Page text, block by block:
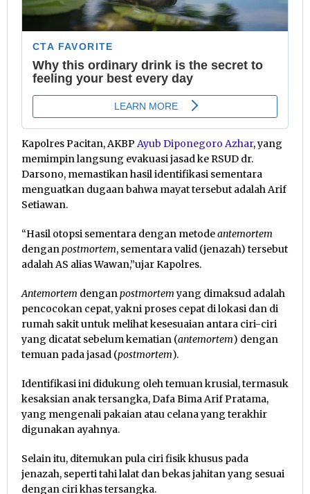
Kapolres Pacitan, AKBP Ayub Diponegoro Azhar, yang
memimpin langsung evakuasi jasad ke RSUD dr.
Darsono, memastikan hasil identifikasi sementara
menguatkan dugaan bahwa mayat tersebut adalah Arif
Setiawan.
“Hasil otopsi sementara dengan metodeantemortem
denganpostmortem, sementara valid (jenazah) tersebut
adalah AS alias Wawan,”ujar Kapolres.
Antemortem denganpostmortemyang dimaksud adalah
pencocokan cepat, yakni proses cepat di lokasi dan di
rumah sakit untuk melihat kesesuaian antara ciri-ciri
yang dicatat sebelum kematian (antemortem) dengan
temuan pada jasad (postmortem).
Identifikasi ini didukung oleh temuan krusial, termasuk
kesaksian anak tersangka, Dafa Bima Arif Pratama,
yang mengenali pakaian atau celana yang terakhir
digunakan ayahnya.
Selain itu, ditemukan pula ciri fisik khusus pada
jenazah, seperti tahi lalat dan bekas jahitan yang sesuai
dengan ciri khas tersangka.